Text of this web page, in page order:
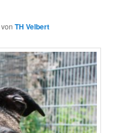
vonTH Velbert